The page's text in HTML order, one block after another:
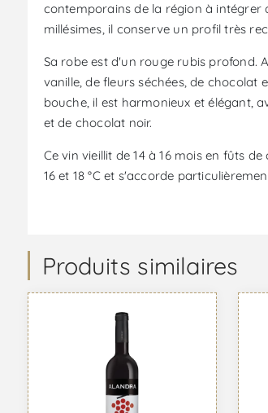
contemporains de la région à intégrer
millésimes, il conserve un profil très
Sa robe est d'un rouge rubis profond.
vanille, de fleurs séchées, de
bouche, il est harmonieux et élégant,
et de chocolat noir.
Ce vin vieillit de 14 à 16 mois en fûts
16 et 18 °C et s'accorde
Produits similaires